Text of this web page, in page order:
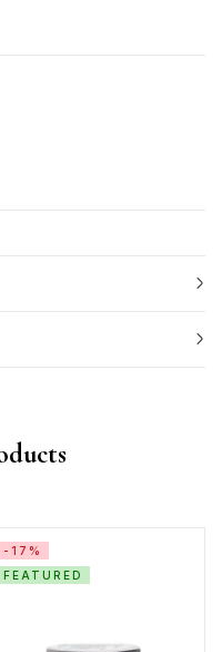
-17%
FEATURED